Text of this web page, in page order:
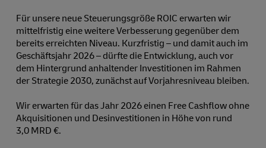
Für unsere neue Steuerungsgröße ROIC erwarten wir
mittelfristig eine weitere Verbesserung gegenüber dem
bereits erreichten Niveau. Kurzfristig – und damit auch im
Geschäftsjahr 2026 – dürfte die Entwicklung, auch vor
dem Hintergrund anhaltender Investitionen im Rahmen
der Strategie 2030, zunächst auf Vorjahresniveau bleiben.
Wir erwarten für das Jahr 2026 einen Free Cashflow ohne
Akquisitionen und Desinvestitionen in Höhe von rund
3,0 MRD €.